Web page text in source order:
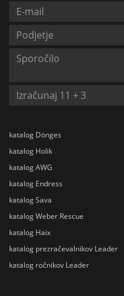
katalog Dönges
katalog Holik
katalog AWG
katalog Endress
katalog Sava
katalog Weber Rescue
katalog Haix
katalog prezračevalnikov Leader
katalog ročnikov Leader